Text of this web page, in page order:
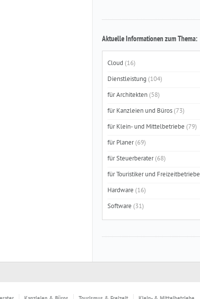
Aktuelle Informationen zum Thema:
Cloud (16)
Dienstleistung (104)
für Architekten (58)
für Kanzleien und Büros (73)
für Klein- und Mittelbetriebe (79)
für Planer(69)
für Steuerberater(68)
für Touristiker und Freizeitbetriebe
Hardware (16)
Software (31)